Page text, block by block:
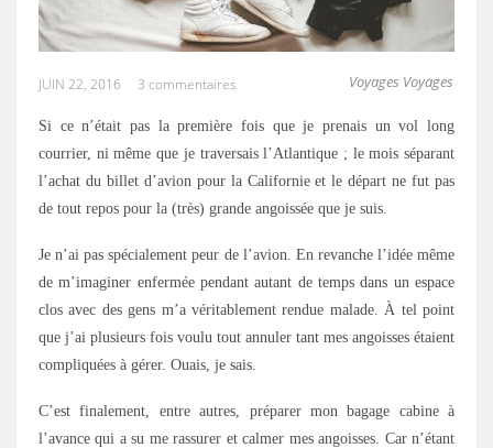
Voyages Voyages
JUIN 22, 2016 3 commentaires
Si ce n’était pas la première fois que je prenais un vol long
courrier, ni même que je traversais l’Atlantique ; le mois séparant
l’achat du billet d’avion pour la Californie et le départ ne fut pas
de tout repos pour la (très) grande angoissée que je suis.
Je n’ai pas spécialement peur de l’avion. En revanche l’idée même
de m’imaginer enfermée pendant autant de temps dans un espace
clos avec des gens m’a véritablement rendue malade. À tel point
que j’ai plusieurs fois voulu tout annuler tant mes angoisses étaient
compliquées à gérer. Ouais, je sais.
C’est finalement, entre autres, préparer mon bagage cabine à
l’avance qui a su me rassurer et calmer mes angoisses. Car n’étant